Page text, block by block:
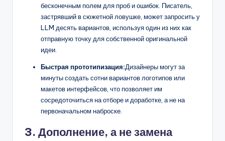
бесконечным полем для проб и ошибок. Писатель,
застрявший в сюжетной ловушке, может запросить у
LLM десять вариантов, используя один из них как
отправную точку для собственной оригинальной
идеи.
Быстрая прототипизация:Дизайнеры могут за
минуты создать сотни вариантов логотипов или
макетов интерфейсов, что позволяет им
сосредоточиться на отборе и доработке, а не на
первоначальном наброске.
3. Дополнение, а не замена